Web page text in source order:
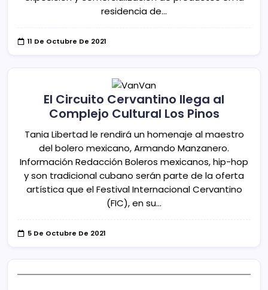
residencia de…
11 De Octubre De 2021
El Circuito Cervantino llega al
Complejo Cultural Los Pinos
Tania Libertad le rendirá un homenaje al maestro
del bolero mexicano, Armando Manzanero.
Información Redacción Boleros mexicanos, hip-hop
y son tradicional cubano serán parte de la oferta
artística que el Festival Internacional Cervantino
(FIC), en su…
5 De Octubre De 2021